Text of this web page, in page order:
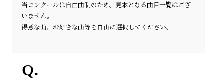
当コンクールは自由曲制のため、見本となる曲目一覧はござ
いません。
得意な曲、お好きな曲等を自由に選択してください。